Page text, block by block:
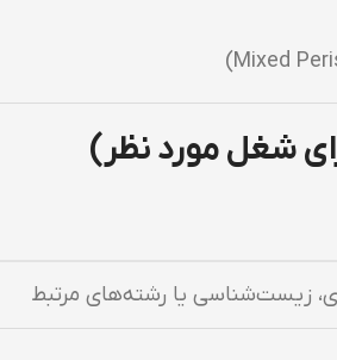
زیست‌شناسی یا رشته‌های مرتبط